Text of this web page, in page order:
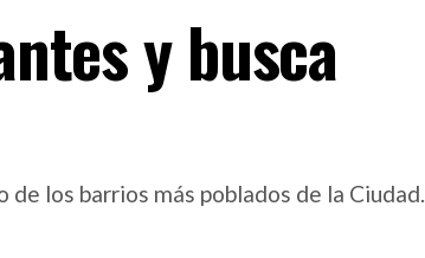
y busca
los barrios más poblados de la Ciudad.